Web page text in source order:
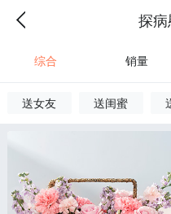
探
综合 销量
送女友 送闺蜜